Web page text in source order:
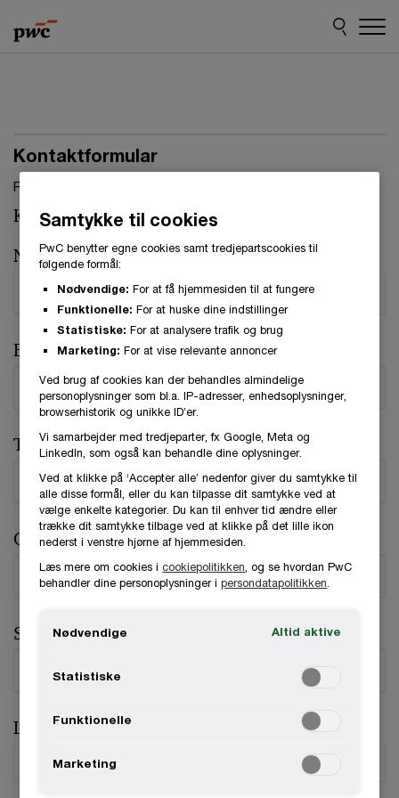
to
content
to
footer
Kontaktformular
Felter, markeret med stjerne, skal udfyldes.(
Kontaktperson:Jan Hetland Møller
Navn*
E-mail*
Telefonnummer
Organisation / Virksomhed
Stilling
Land *
Samtykke til cookies
PwC benytter egne cookies samt tredjepartscookies til
følgende formål:
Nødvendige: For at få hjemmesiden til at fungere
Funktionelle: For at huske dine indstillinger
Statistiske: For at analysere trafik og brug
Marketing: For at vise relevante annoncer
Ved brug af cookies kan der behandles almindelige
personoplysninger som bl.a. IP-adresser, enhedsoplysninger,
browserhistorik og unikke ID’er.
Vi samarbejder med tredjeparter, fx Google, Meta og
LinkedIn, som også kan behandle dine oplysninger.
Ved at klikke på ‘Accepter alle’ nedenfor giver du samtykke til
alle disse formål, eller du kan tilpasse dit samtykke ved at
vælge enkelte kategorier. Du kan til enhver tid ændre eller
trække dit samtykke tilbage ved at klikke på det lille ikon
nederst i venstre hjørne af hjemmesiden.
Læs mere om cookies icookiepolitikken , og se hvordan PwC
behandler dine personoplysninger ipersondatapolitikken
Nødvendige Altid aktive
Statistiske
Funktionelle
Marketing